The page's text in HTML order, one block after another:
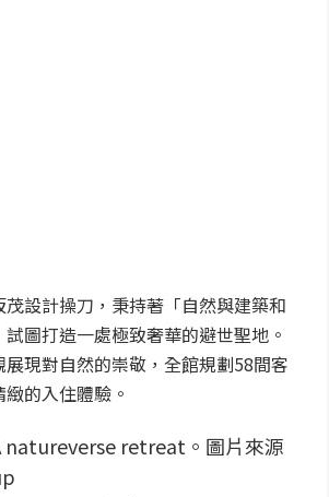
設計操刀，秉持著「自然與建築和
圖打造一處極致奢華的避世聖地。
現對自然的崇敬，全館規劃58間客
的入住體驗。